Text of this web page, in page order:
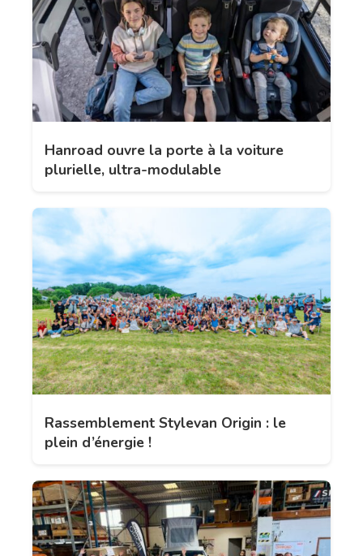
Hanroad ouvre la porte à la voiture
plurielle, ultra-modulable
Rassemblement Stylevan Origin : le
plein d’énergie !